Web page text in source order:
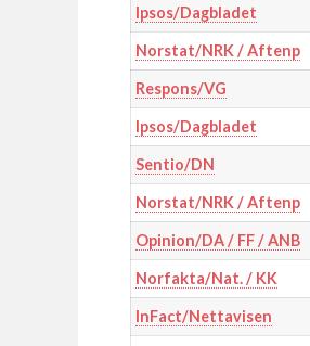
Ipsos/Dagbladet
Norstat/NRK / Aftenp
Respons/VG
Ipsos/Dagbladet
Sentio/DN
Norstat/NRK / Aftenp
Opinion/DA / FF / ANB
Norfakta/Nat. / KK
InFact/Nettavisen